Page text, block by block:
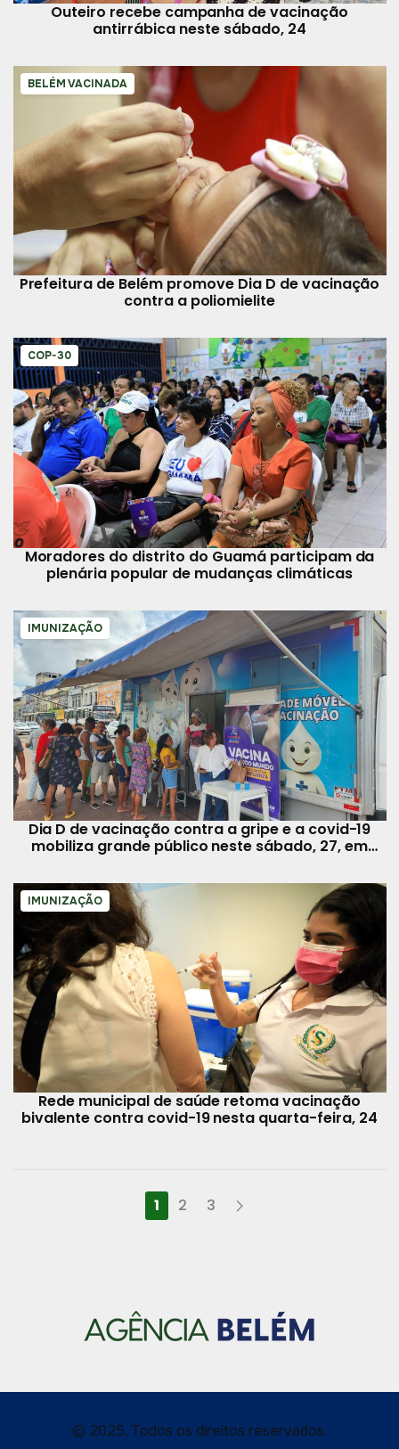
Outeiro recebe campanha de vacinação
antirrábica neste sábado, 24
BELÉM VACINADA
Prefeitura de Belém promove Dia D de vacinação
contra a poliomielite
COP-30
Moradores do distrito do Guamá participam da
plenária popular de mudanças climáticas
IMUNIZAÇÃO
Dia D de vacinação contra a gripe e a covid-19
mobiliza grande público neste sábado, 27, em
IMUNIZAÇÃO
Rede municipal de saúde retoma vacinação
bivalente contra covid-19 nesta quarta-feira, 24
1 2 3
© 2025, Todos os direitos reservados.